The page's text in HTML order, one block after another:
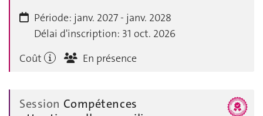
Période: janv. 2027 - janv. 2028
Délai d'inscription: 31 oct. 2026
Coût
En présence
Session Compétences